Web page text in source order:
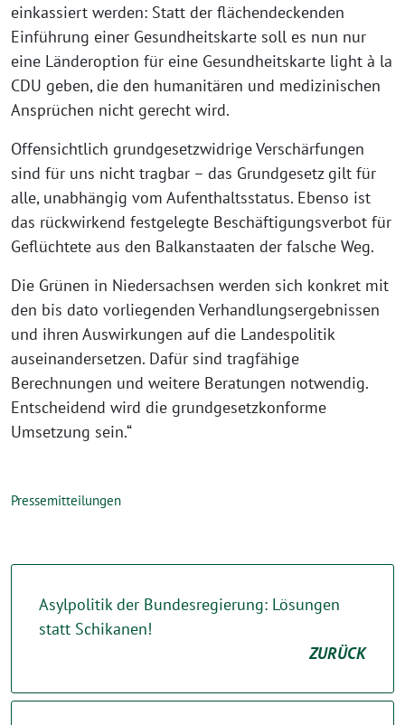
einkassiert werden: Statt der flächendeckenden
Einführung einer Gesundheitskarte soll es nun nur
eine Länderoption für eine Gesundheitskarte light à la
CDU geben, die den humanitären und medizinischen
Ansprüchen nicht gerecht wird.
Offensichtlich grundgesetzwidrige Verschärfungen
sind für uns nicht tragbar – das Grundgesetz gilt für
alle, unabhängig vom Aufenthaltsstatus. Ebenso ist
das rückwirkend festgelegte Beschäftigungsverbot für
Geflüchtete aus den Balkanstaaten der falsche Weg.
Die Grünen in Niedersachsen werden sich konkret mit
den bis dato vorliegenden Verhandlungsergebnissen
und ihren Auswirkungen auf die Landespolitik
auseinandersetzen. Dafür sind tragfähige
Berechnungen und weitere Beratungen notwendig.
Entscheidend wird die grundgesetzkonforme
Umsetzung sein.“
Pressemitteilungen
Asylpolitik der Bundesregierung: Lösungen
statt Schikanen!
ZURÜCK